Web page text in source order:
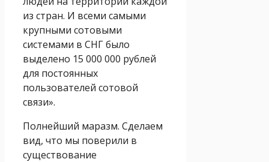
из стран. И всеми самыми
крупными сотовыми
системами в СНГ было
выделено 15 000 000 рублей
для постоянных
пользователей сотовой
связи».
Полнейший маразм. Сделаем
вид, что мы поверили в
существование